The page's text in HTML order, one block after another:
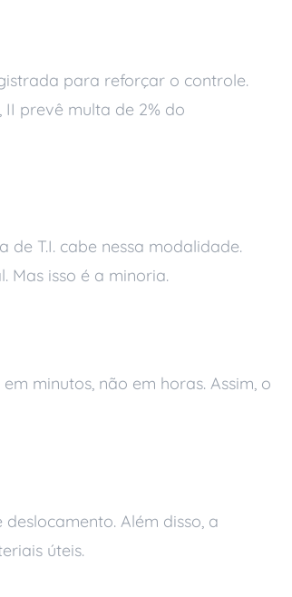
para reforçar o controle.
II prevê multa de 2% do
T.I. cabe nessa modalidade.
Mas isso é a minoria.
minutos, não em horas. Assim, o
Além disso, a
úteis.